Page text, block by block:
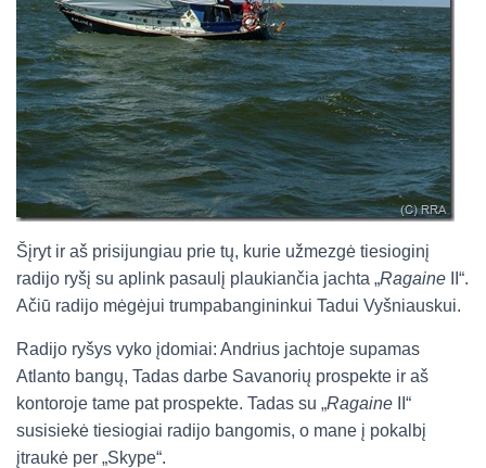
Šįryt ir aš prisijungiau prie tų, kurie užmezgė tiesioginį
radijo ryšį su aplink pasaulį plaukiančia jachta „Ragaine II“.
Ačiū radijo mėgėjui trumpabangininkui Tadui Vyšniauskui.
Radijo ryšys vyko įdomiai: Andrius jachtoje supamas
Atlanto bangų, Tadas darbe Savanorių prospekte ir aš
kontoroje tame pat prospekte. Tadas su „Ragaine
II“
susisiekė tiesiogiai radijo bangomis, o mane į pokalbį
įtraukė per „Skype“.